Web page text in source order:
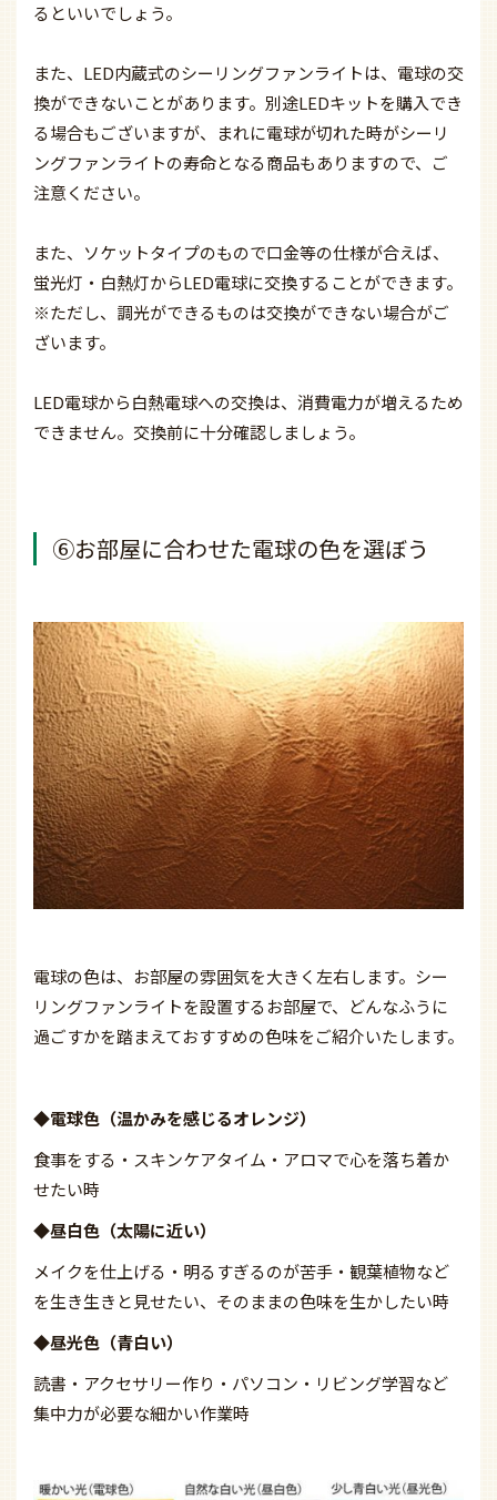
るといいでしょう。
また、LED内蔵式のシーリングファンライトは、電球の交
換ができないことがあります。別途LEDキットを購入でき
る場合もございますが、まれに電球が切れた時がシーリ
ングファンライトの寿命となる商品もありますので、ご
注意ください。
また、ソケットタイプのもので口金等の仕様が合えば、
蛍光灯・白熱灯からLED電球に交換することができます。
※ただし、調光ができるものは交換ができない場合がご
ざいます。
LED電球から白熱電球への交換は、消費電力が増えるため
できません。交換前に十分確認しましょう。
⑥お部屋に合わせた電球の色を選ぼう
電球の色は、お部屋の雰囲気を大きく左右します。シー
リングファンライトを設置するお部屋で、どんなふうに
過ごすかを踏まえておすすめの色味をご紹介いたします。
◆電球色（温かみを感じるオレンジ）
食事をする・スキンケアタイム・アロマで心を落ち着か
せたい時
◆昼白色（太陽に近い）
メイクを仕上げる・明るすぎるのが苦手・観葉植物など
を生き生きと見せたい、そのままの色味を生かしたい時
◆昼光色（青白い）
読書・アクセサリー作り・パソコン・リビング学習など
集中力が必要な細かい作業時